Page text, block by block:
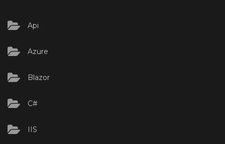
Api
Azure
Blazor
C#
IIS